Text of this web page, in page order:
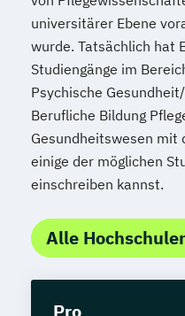
universitärer Ebene
wurde. Tatsächlich hat
Studiengänge im
Psychische
Berufliche Bildung
Gesundheitswesen mit
einige der möglichen
einschreiben kannst.
Alle